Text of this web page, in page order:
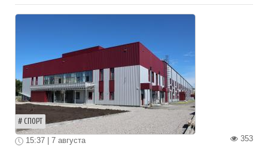
СПОРТ
353
15:37 | 7 августа